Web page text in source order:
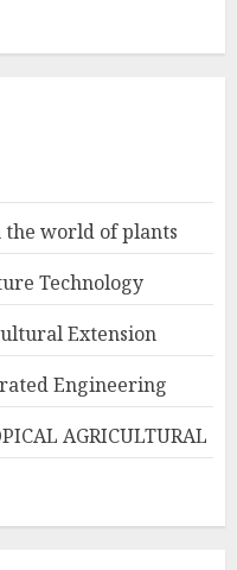
the world of plants
Technology
Extension
Engineering
AGRICULTURAL